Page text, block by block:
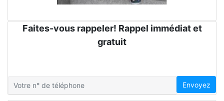
Faites-vous rappeler! Rappel immédiat et
gratuit
Envoyez